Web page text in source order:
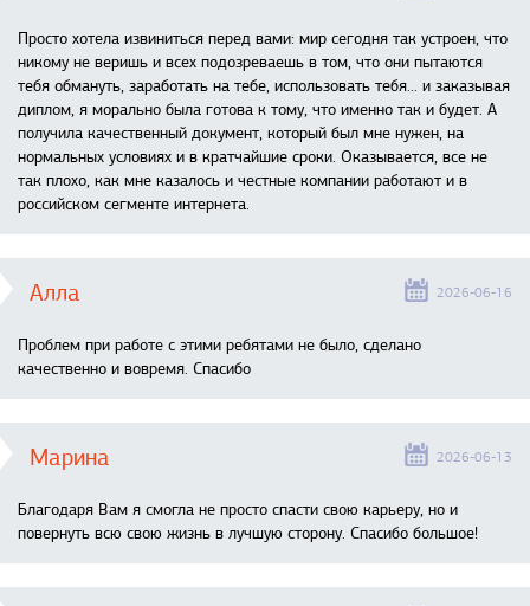
Просто хотела извиниться перед вами: мир сегодня так устроен, что
никому не веришь и всех подозреваешь в том, что они пытаются
тебя обмануть, заработать на тебе, использовать тебя... и заказывая
диплом, я морально была готова к тому, что именно так и будет. А
получила качественный документ, который был мне нужен, на
нормальных условиях и в кратчайшие сроки. Оказывается, все не
так плохо, как мне казалось и честные компании работают и в
российском сегменте интернета.
Алла 2026-06-16
Проблем при работе с этими ребятами не было, сделано
качественно и вовремя. Спасибо
Марина 2026-06-13
Благодаря Вам я смогла не просто спасти свою карьеру, но и
повернуть всю свою жизнь в лучшую сторону. Спасибо большое!